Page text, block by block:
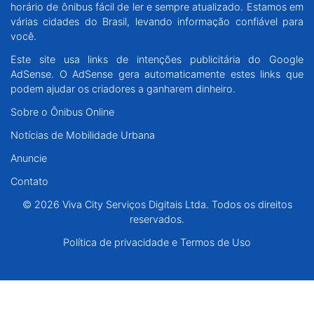
Santa Catarina
Centro-Oeste
Norte
horário de ônibus fácil de ler e sempre atualizado. Estamos em
várias cidades do Brasil, levando informação confiável para
você.
Este site usa links de intenções publicitária do Google
AdSense. O AdSense gera automaticamente estes links que
podem ajudar os criadores a ganharem dinheiro.
Sobre o Ônibus Online
Notícias de Mobilidade Urbana
Anuncie
Contato
© 2026 Viva City Serviços Digitais Ltda. Todos os direitos
reservados.
Política de privacidade e Termos de Uso